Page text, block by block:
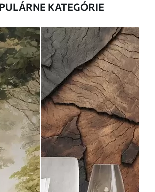
KATEGÓRIE